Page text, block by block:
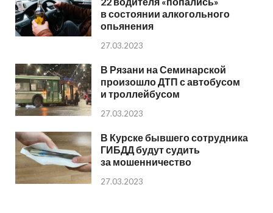
в состоянии алкогольного
опьянения
27.03.2023
В Рязани на Семинарской
произошло ДТП с автобусом
и троллейбусом
27.03.2023
В Курске бывшего сотрудника
ГИБДД будут судить
за мошенничество
27.03.2023